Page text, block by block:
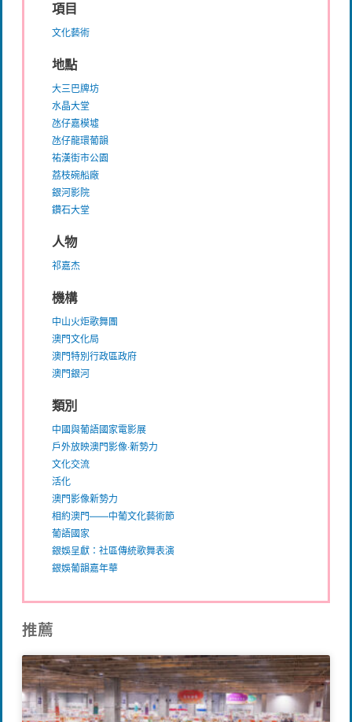
項目
文化藝術
地點
大三巴牌坊
水晶大堂
氹仔嘉模墟
氹仔龍環葡韻
祐漢街市公園
荔枝碗船廠
銀河影院
鑽石大堂
人物
祁嘉杰
機構
中山火炬歌舞團
澳門文化局
澳門特別行政區政府
澳門銀河
類別
中國與葡語國家電影展
戶外放映澳門影像‧新勢力
文化交流
活化
澳門影像新勢力
相約澳門——中葡文化藝術節
葡語國家
銀娛呈獻：社區傳統歌舞表演
銀娛葡韻嘉年華
推薦